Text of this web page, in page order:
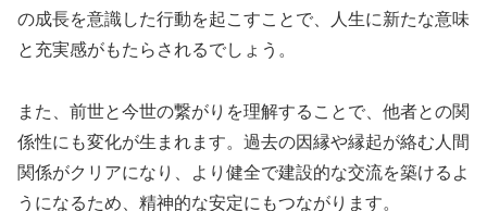
の成長を意識した行動を起こすことで、人生に新たな意味
と充実感がもたらされるでしょう。
また、前世と今世の繋がりを理解することで、他者との関
係性にも変化が生まれます。過去の因縁や縁起が絡む人間
関係がクリアになり、より健全で建設的な交流を築けるよ
うになるため、精神的な安定にもつながります。